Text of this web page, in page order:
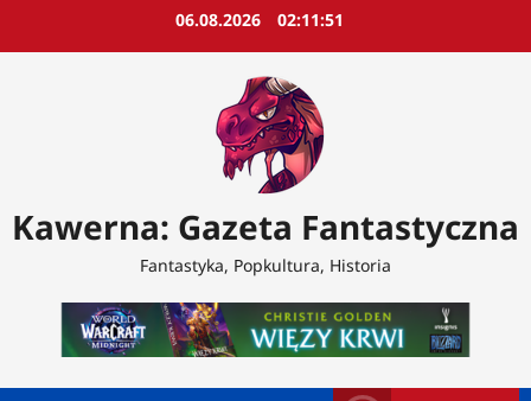
06.08.2026 02:11:54
Kawerna: Gazeta Fantastyczna
Fantastyka, Popkultura, Historia